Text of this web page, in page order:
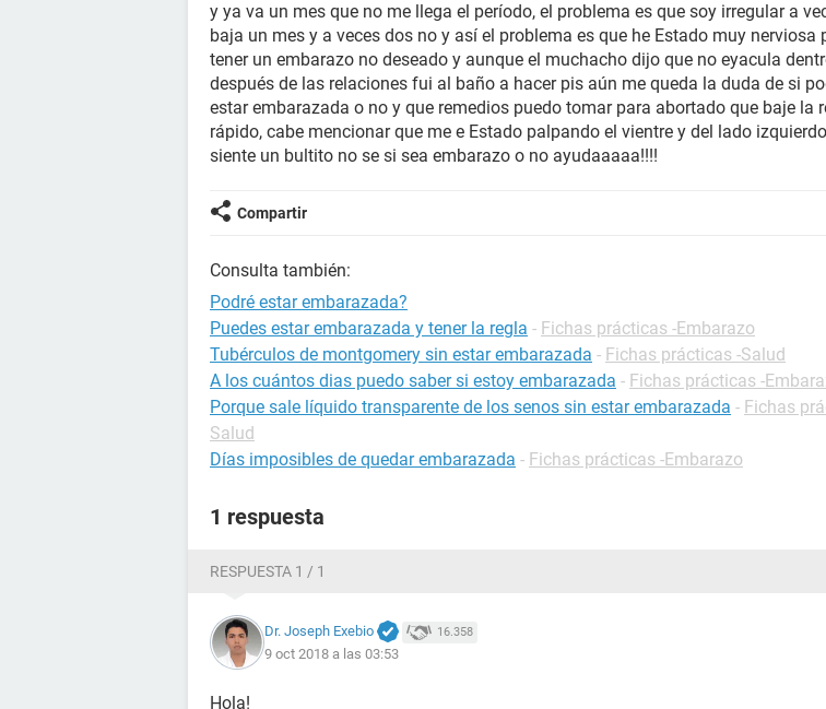
y ya va un mes que no me llega el período, el problema es que soy irregular a
baja un mes y a veces dos no y así el problema es que he Estado muy nerviosa
tener un embarazo no deseado y aunque el muchacho dijo que no eyacula
después de las relaciones fui al baño a hacer pis aún me queda la duda de si
estar embarazada o no y que remedios puedo tomar para abortado que baje la
rápido, cabe mencionar que me e Estado palpando el vientre y del lado
siente un bultito no se si sea embarazo o no ayudaaaaa!!!!
Compartir
Consulta también:
Podré estar embarazada?
Puedes estar embarazada y tener la regla - Fichas prácticas -Embarazo
Tubérculos de montgomery sin estar embarazada - Fichas prácticas -Salud
A los cuántos dias puedo saber si estoy embarazada - Fichas prácticas -
Porque sale líquido transparente de los senos sin estar embarazada - Fichas
Salud
Días imposibles de quedar embarazada - Fichas prácticas -Embarazo
1 respuesta
RESPUESTA 1 / 1
Dr. Joseph Exebio 16.358
9 oct 2018 a las 03:53
Hola!